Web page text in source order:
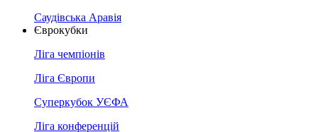
Саудівська Аравія
Єврокубки
Ліга чемпіонів
Ліга Європи
Суперкубок УЄФА
Ліга конференцій